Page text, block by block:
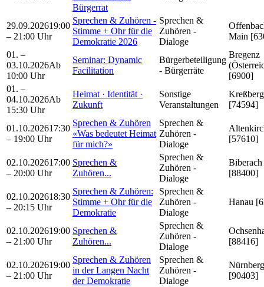
Bürgerrat
29.09.202619:00
– 21:00 Uhr
Sprechen & Zuhören -
Stimme + Ohr für die
Demokratie 2026
Sprechen &
Zuhören -
Dialoge
Main
01. –
03.10.2026Ab
10:00 Uhr
Seminar: Dynamic
Facilitation
Bürgerbeteiligung
- Bürgerräte
Bregenz
[6900]
01. –
04.10.2026Ab
15:30 Uhr
Heimat · Identität ·
Zukunft
Sonstige
Veranstaltungen
Kreßberg
[74594]
01.10.202617:30
– 19:00 Uhr
Sprechen & Zuhören
«Was bedeutet Heimat
für mich?»
Sprechen &
Zuhören -
Dialoge
[57610]
02.10.202617:00
– 20:00 Uhr
Sprechen &
Zuhören...
Sprechen &
Zuhören -
Dialoge
Biberach
[88400]
02.10.202618:30
– 20:15 Uhr
Sprechen & Zuhören:
Stimme + Ohr für die
Demokratie
Sprechen &
Zuhören -
Dialoge
Hanau
02.10.202619:00
– 21:00 Uhr
Sprechen &
Zuhören...
Sprechen &
Zuhören -
Dialoge
[88416]
02.10.202619:00
– 21:00 Uhr
Sprechen & Zuhören
in der Langen Nacht
der Demokratie
Sprechen &
Zuhören -
Dialoge
Nürnberg
[90403]